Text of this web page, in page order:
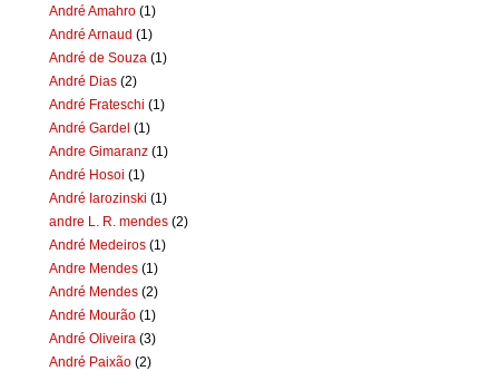
André Amahro (1)
André Arnaud (1)
André de Souza (1)
André Dias (2)
André Frateschi (1)
André Gardel (1)
Andre Gimaranz (1)
André Hosoi (1)
André Iarozinski (1)
andre L. R. mendes (2)
André Medeiros (1)
Andre Mendes (1)
André Mendes (2)
André Mourão (1)
André Oliveira (3)
André Paixão (2)